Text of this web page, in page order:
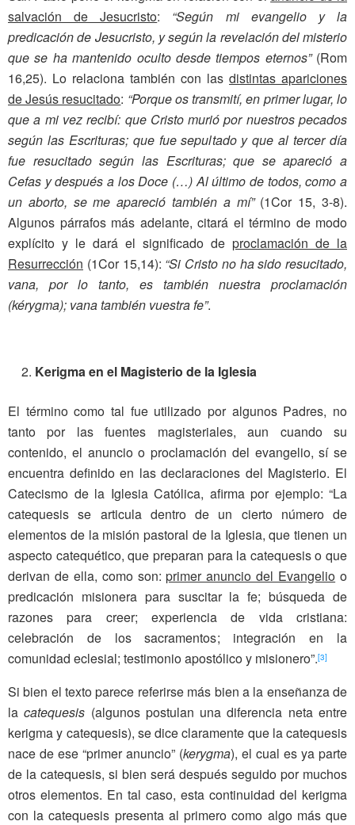
salvación de Jesucristo: “Según mi evangelio y la
predicación de Jesucristo, y según la revelación del misterio
que se ha mantenido oculto desde tiempos eternos”(Rom
16,25). Lo relaciona también con las distintas apariciones
de Jesús resucitado: “Porque os transmití, en primer lugar, lo
que a mi vez recibí: que Cristo murió por nuestros pecados
según las Escrituras; que fue sepultado y que al tercer día
fue resucitado según las Escrituras; que se apareció a
Cefas y después a los Doce (…) Al último de todos, como a
un aborto, se me apareció también a mí” (1Cor 15, 3-8).
Algunos párrafos más adelante, citará el término de modo
explícito y le dará el significado de proclamación de la
Resurrección (1Cor 15,14): “Si Cristo no ha sido resucitado,
vana, por lo tanto, es también nuestra proclamación
(kérygma); vana también vuestra fe”.
Kerigma en el Magisterio de la Iglesia
El término como tal fue utilizado por algunos Padres, no
tanto por las fuentes magisteriales, aun cuando su
contenido, el anuncio o proclamación del evangelio, sí se
encuentra definido en las declaraciones del Magisterio. El
Catecismo de la Iglesia Católica, afirma por ejemplo: “La
catequesis se articula dentro de un cierto número de
elementos de la misión pastoral de la Iglesia, que tienen un
aspecto catequético, que preparan para la catequesis o que
derivan de ella, como son:primer anuncio del Evangelio o
predicación misionera para suscitar la fe; búsqueda de
razones para creer; experiencia de vida cristiana:
celebración de los sacramentos; integración en la
comunidad eclesial; testimonio apostólico y misionero”.[3]
Si bien el texto parece referirse más bien a la enseñanza de
lacatequesis (algunos postulan una diferencia neta entre
kerigma y catequesis), se dice claramente que la catequesis
nace de ese “primer anuncio” (kerygma), el cual es ya parte
de la catequesis, si bien será después seguido por muchos
otros elementos. En tal caso, esta continuidad del kerigma
con la catequesis presenta al primero como algo más que